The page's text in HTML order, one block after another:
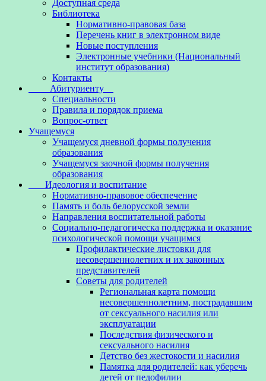
Доступная среда
Библиотека
Нормативно-правовая база
Перечень книг в электронном виде
Новые поступления
Электронные учебники (Национальный
институт образования)
Контакты
Абитуриенту
Специальности
Правила и порядок приема
Вопрос-ответ
Учащемуся
Учащемуся дневной формы получения
образования
Учащемуся заочной формы получения
образования
Идеология и воспитание
Нормативно-правовое обеспечение
Память и боль белорусской земли
Направления воспитательной работы
Социально-педагогическа поддержка и оказание
психологической помощи учащимся
Профилактические листовки для
несовершеннолетних и их законных
представителей
Советы для родителей
Региональная карта помощи
несовершеннолетним, пострадавшим
от сексуального насилия или
эксплуатации
Последствия физического и
сексуального насилия
Детство без жестокости и насилия
Памятка для родителей: как уберечь
детей от педофилии